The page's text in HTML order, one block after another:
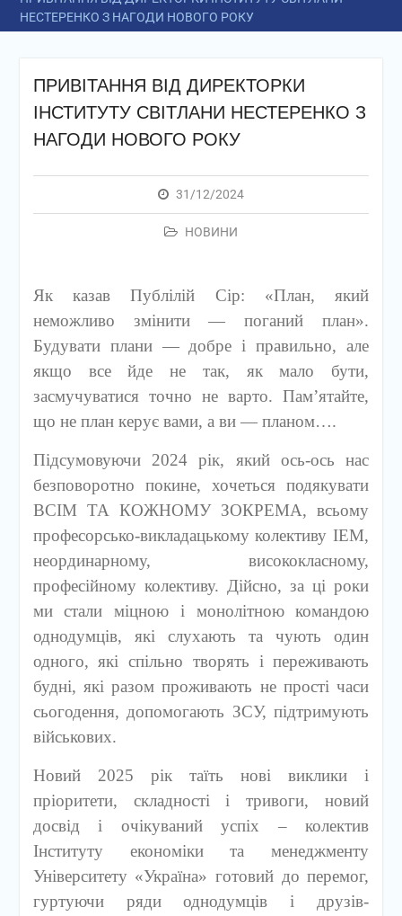
НЕСТЕРЕНКО З НАГОДИ НОВОГО РОКУ
ПРИВІТАННЯ ВІД ДИРЕКТОРКИ
ІНСТИТУТУ СВІТЛАНИ НЕСТЕРЕНКО З
НАГОДИ НОВОГО РОКУ
31/12/2024
НОВИНИ
Як казав Публілій Сір: «План, який
неможливо змінити — поганий план».
Будувати плани — добре і правильно, але
якщо все йде не так, як мало бути,
засмучуватися точно не варто. Пам’ятайте,
що не план керує вами, а ви — планом….
Підсумовуючи 2024 рік, який ось-ось нас
безповоротно покине, хочеться подякувати
ВСІМ ТА КОЖНОМУ ЗОКРЕМА, всьому
професорсько-викладацькому колективу ІЕМ,
неординарному, висококласному,
професійному колективу. Дійсно, за ці роки
ми стали міцною і монолітною командою
однодумців, які слухають та чують один
одного, які спільно творять і переживають
будні, які разом проживають не прості часи
сьогодення, допомогають ЗСУ, підтримують
військових.
Новий 2025 рік таїть нові виклики і
пріоритети, складності і тривоги, новий
досвід і очікуваний успіх – колектив
Інституту економіки та менеджменту
Університету «Україна» готовий до перемог,
гуртуючи ряди однодумців і друзів-